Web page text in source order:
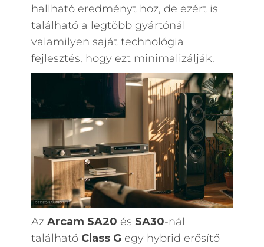
hallható eredményt hoz, de ezért is
található a legtöbb gyártónál
valamilyen saját technológia
fejlesztés, hogy ezt minimalizálják.
AzArcam SA20 és SA30-nál
találhatóClass G egy hybrid erősítő